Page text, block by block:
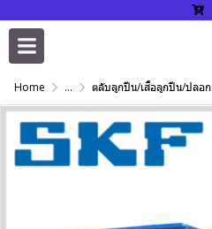
Home ... ตลับลูกปืน/เสื้อลูกปืน/ปลอกปรับเพลา/แหวนกำหนด/เพลาฮาร์ดโครม